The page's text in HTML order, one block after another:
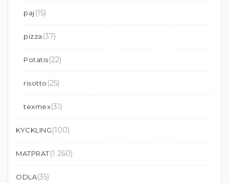
paj(15)
pizza (37)
Potatis(22)
risotto (25)
texmex(31)
KYCKLING(100)
MATPRAT(1 260)
ODLA(35)